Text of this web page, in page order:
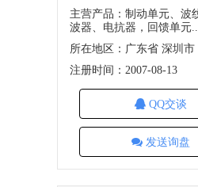
主营产品：制动单元、波
波器、电抗器，回馈单元
所在地区：广东省 深圳市
注册时间：2007-08-13
QQ交谈
发送询盘